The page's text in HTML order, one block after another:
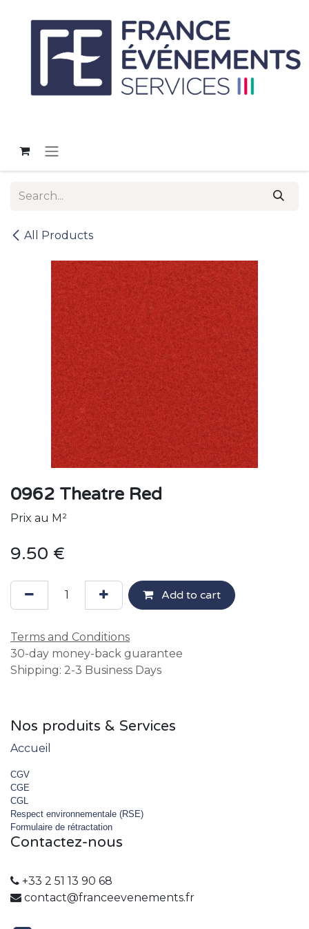
All Products
0962 Theatre Red
Prix au M²
9.50 €
Add to cart
Terms and Conditions
30-day money-back guarantee
Shipping: 2-3 Business Days
Nos produits & Services
Accueil
CGV
CGE
CGL
Respect environnementale (RSE)
Formulaire de rétractation
Contactez-nous
+33 2 51 13 90 68
contact@franceevenements.fr